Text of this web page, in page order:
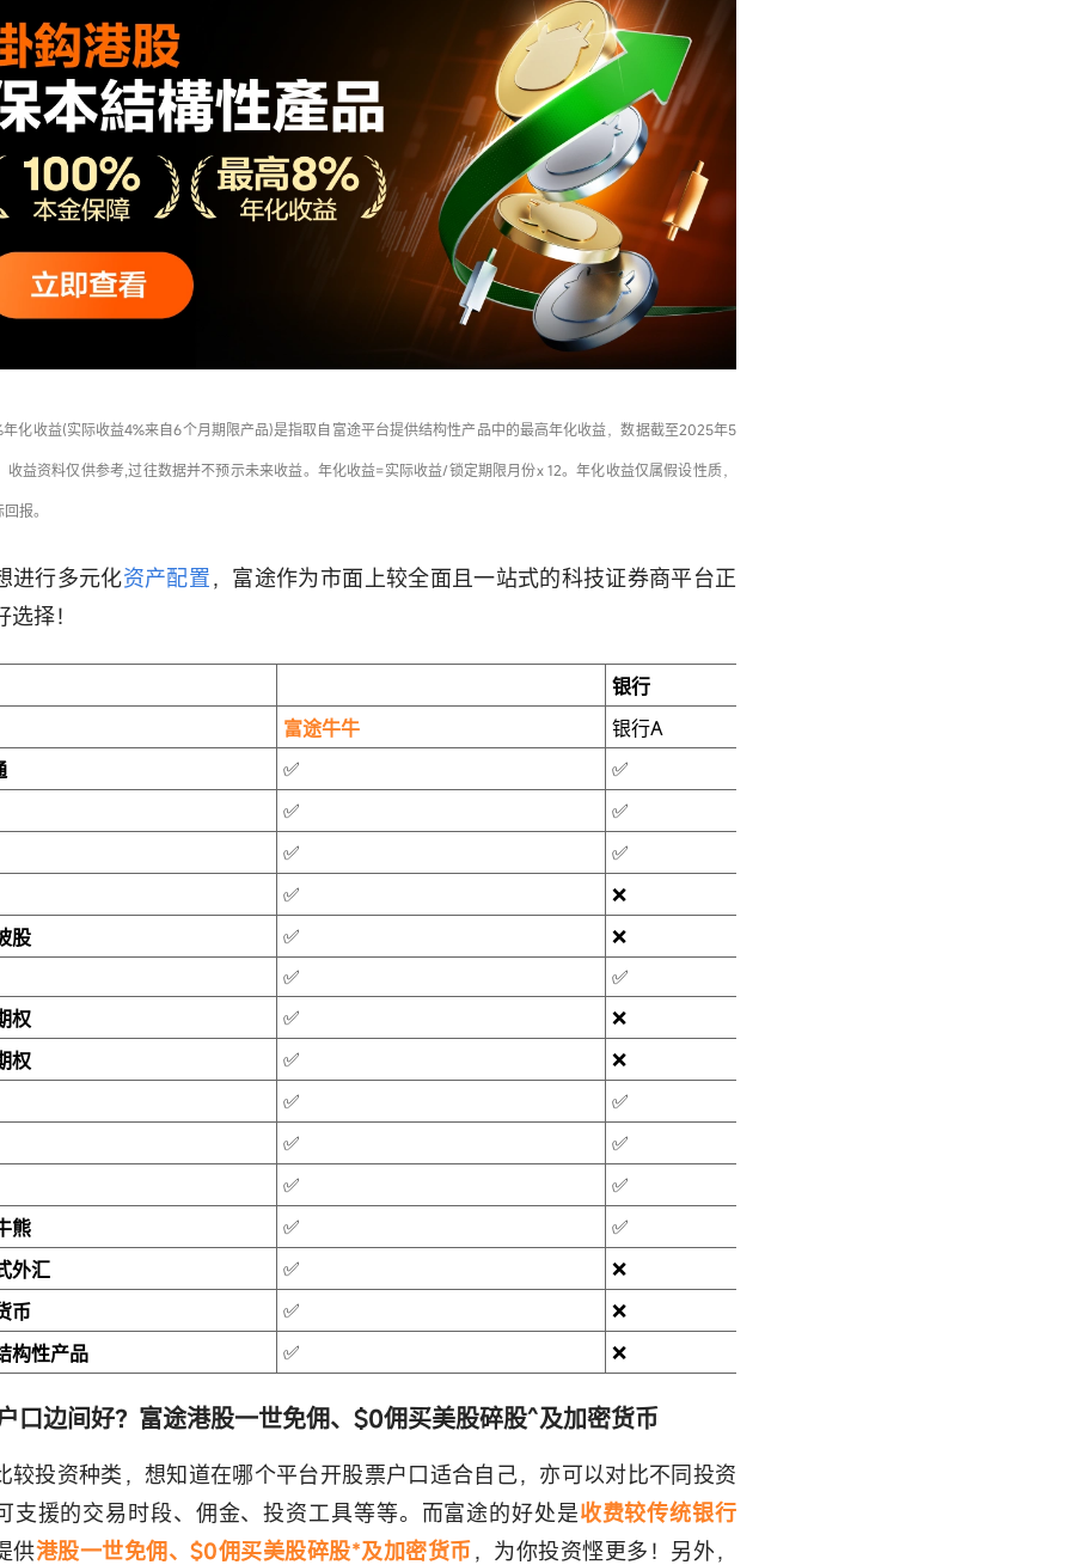
化收益(实际收益4%来自6个月期限产品)是指取自富途平台提供结构性产品中的最高年化收益，数据截至2025年5
收益资料仅供参考,过往数据并不预示未来收益。年化收益=实际收益/锁定期限月份x 12。年化收益仅属假设性质，
报。
进行多元化资产配置，富途作为市面上较全面且一站式的科技证券商平台正
择！
银行
富途牛牛
银行A
✅ ✅
✅
✅
✅
✅
✅
❌
股
✅ ❌
✅
✅
权
✅ ❌
权
✅ ❌
✅
✅
✅
✅
✅
✅
熊
✅ ✅
外汇
✅ ❌
币
✅ ❌
构性产品
✅ ❌
口边间好？富途港股一世免佣、$0佣买美股碎股^及加密货币
较投资种类，想知道在哪个平台开股票户口适合自己，亦可以对比不同投资
支援的交易时段、佣金、投资工具等等。而富途的好处是收费较传统银行
供港股一世免佣、$0佣买美股碎股*及加密货币，为你投资悭更多！另外，